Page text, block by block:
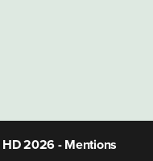
HD 2026 - Mentions